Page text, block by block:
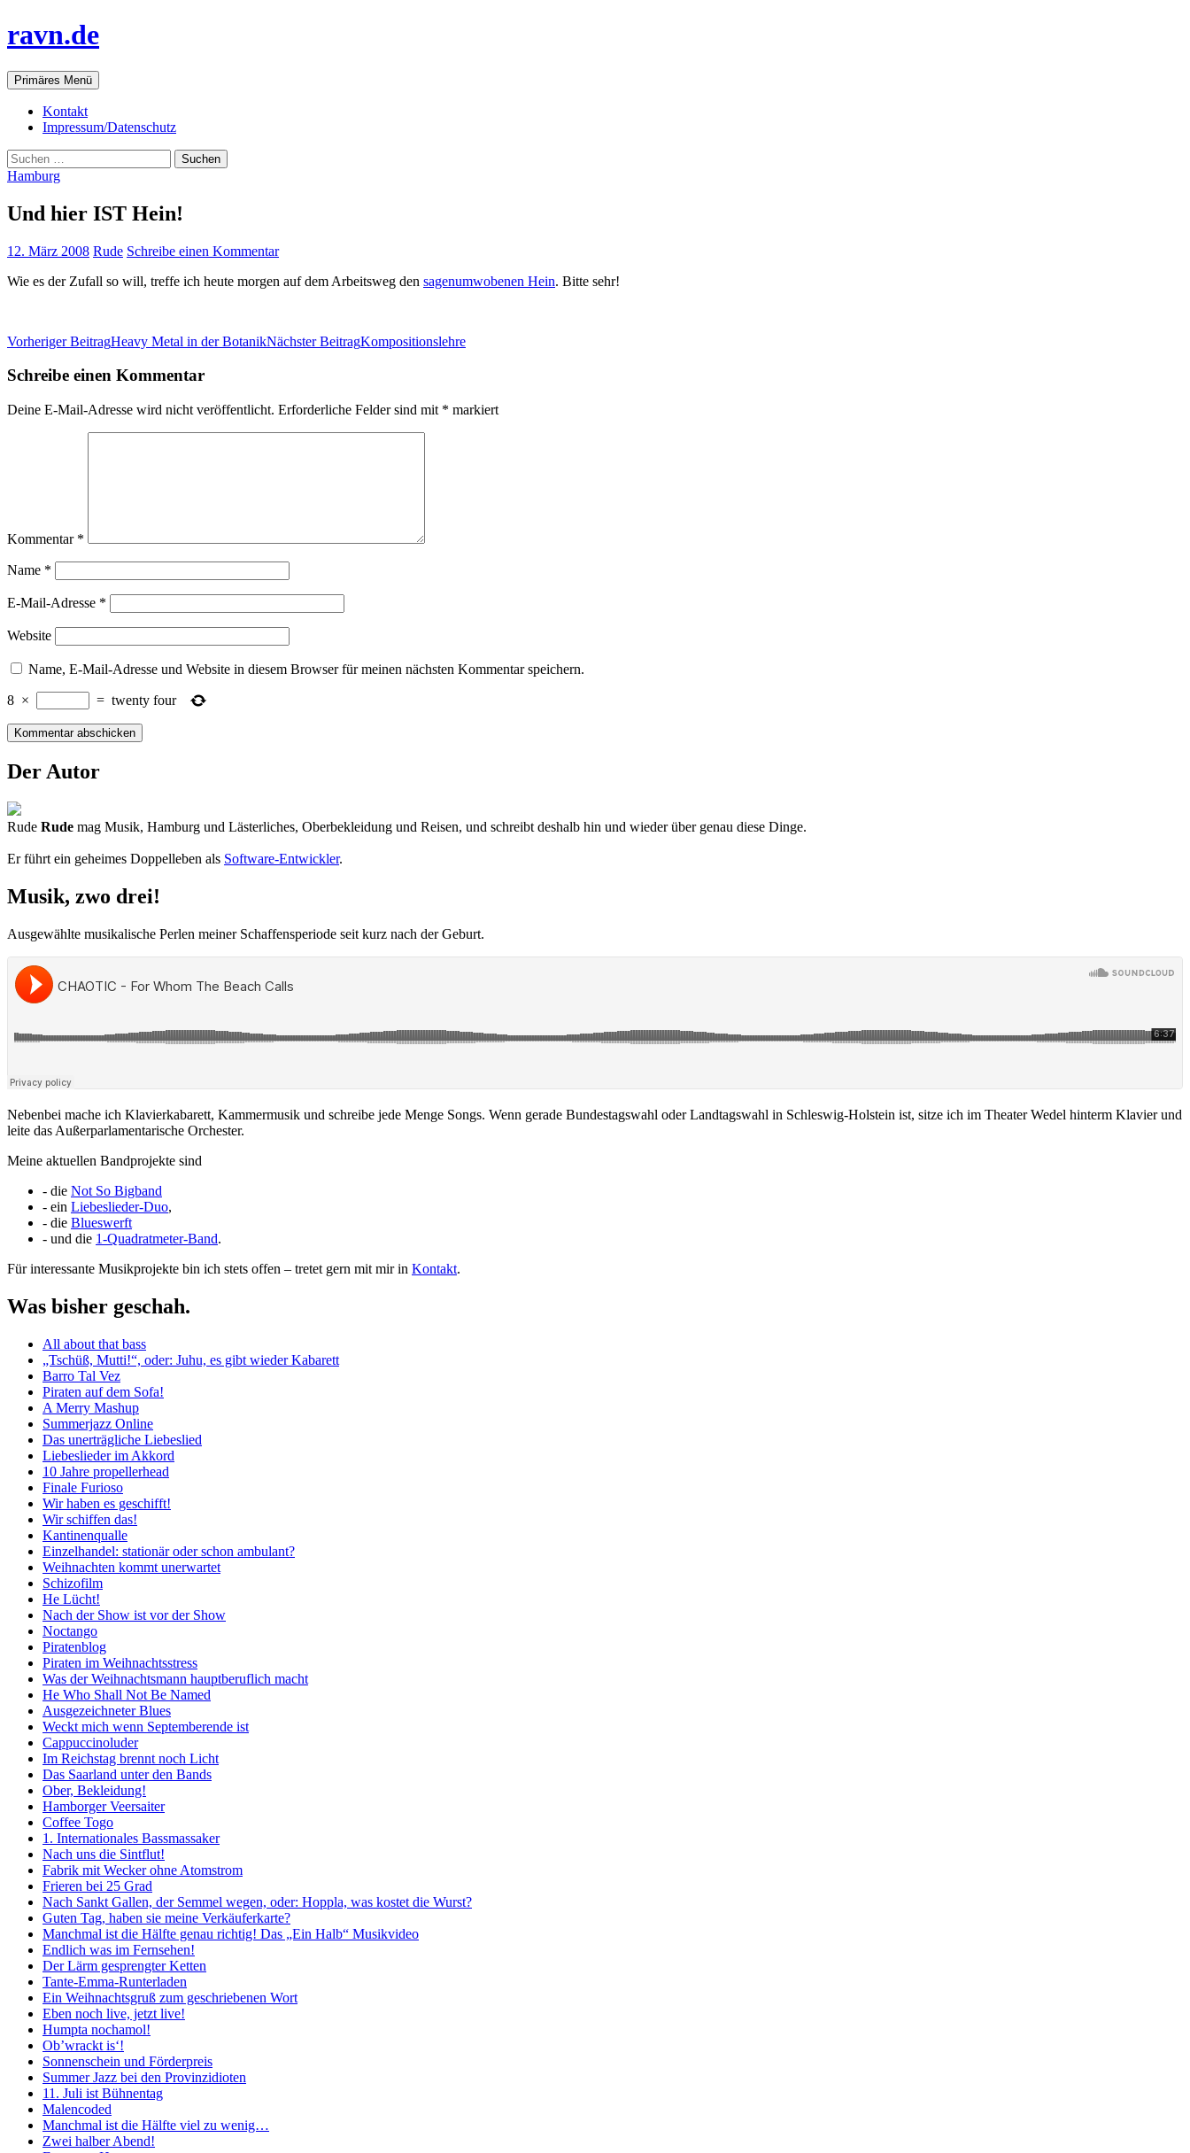
ravn.de
Suchen
Primäres Menü Springe
zum
Kontakt
Impressum/Datenschutz
Suchen
nach:
Hamburg
Und hier IST Hein!
12. März 2008 Rude Schreibe einen Kommentar
Wie es der Zufall so will, treffe ich heute morgen auf dem Arbeitsweg den sagenumwobenen Hein. Bitte sehr!
Beitrags-
Navigation
Vorheriger BeitragHeavy Metal in der BotanikNächster BeitragKompositionslehre
Schreibe einen Kommentar
Deine E-Mail-Adresse wird nicht veröffentlicht. Erforderliche Felder sind mit * markiert
Kommentar *
Name *
E-Mail-Adresse *
Website
Name, E-Mail-Adresse und Website in diesem Browser für meinen nächsten Kommentar speichern.
8 × = twenty four
Der Autor
Rude Rude mag Musik, Hamburg und Lästerliches, Oberbekleidung und Reisen, und schreibt deshalb hin und wieder über genau diese Dinge.
Er führt ein geheimes Doppelleben als Software-Entwickler.
Musik, zwo drei!
Ausgewählte musikalische Perlen meiner Schaffensperiode seit kurz nach der Geburt.
Nebenbei mache ich Klavierkabarett, Kammermusik und schreibe jede Menge Songs. Wenn gerade Bundestagswahl oder Landtagswahl in Schleswig-Holstein ist, sitze ich im Theater Wedel hinterm Klavier und
leite das Außerparlamentarische Orchester.
Meine aktuellen Bandprojekte sind
- die Not So Bigband
- ein Liebeslieder-Duo,
- die Blueswerft
- und die 1-Quadratmeter-Band.
Für interessante Musikprojekte bin ich stets offen – tretet gern mit mir in Kontakt.
Was bisher geschah.
All about that bass
„Tschüß, Mutti!“, oder: Juhu, es gibt wieder Kabarett
Barro Tal Vez
Piraten auf dem Sofa!
A Merry Mashup
Summerjazz Online
Das unerträgliche Liebeslied
Liebeslieder im Akkord
10 Jahre propellerhead
Finale Furioso
Wir haben es geschifft!
Wir schiffen das!
Kantinenqualle
Einzelhandel: stationär oder schon ambulant?
Weihnachten kommt unerwartet
Schizofilm
He Lücht!
Nach der Show ist vor der Show
Noctango
Piratenblog
Piraten im Weihnachtsstress
Was der Weihnachtsmann hauptberuflich macht
He Who Shall Not Be Named
Ausgezeichneter Blues
Weckt mich wenn Septemberende ist
Cappuccinoluder
Im Reichstag brennt noch Licht
Das Saarland unter den Bands
Ober, Bekleidung!
Hamborger Veersaiter
Coffee Togo
1. Internationales Bassmassaker
Nach uns die Sintflut!
Fabrik mit Wecker ohne Atomstrom
Frieren bei 25 Grad
Nach Sankt Gallen, der Semmel wegen, oder: Hoppla, was kostet die Wurst?
Guten Tag, haben sie meine Verkäuferkarte?
Manchmal ist die Hälfte genau richtig! Das „Ein Halb“ Musikvideo
Endlich was im Fernsehen!
Der Lärm gesprengter Ketten
Tante-Emma-Runterladen
Ein Weihnachtsgruß zum geschriebenen Wort
Eben noch live, jetzt live!
Humpta nochamol!
Ob’wrackt is‘!
Sonnenschein und Förderpreis
Summer Jazz bei den Provinzidioten
11. Juli ist Bühnentag
Malencoded
Manchmal ist die Hälfte viel zu wenig…
Zwei halber Abend!